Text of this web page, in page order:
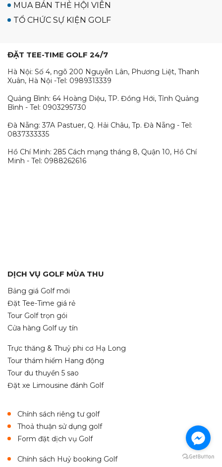
MUA BÁN THẺ HỘI VIÊN
TỔ CHỨC SỰ KIỆN GOLF
ĐẶT TEE-TIME GOLF 24/7
Hà Nội: Số 4, ngõ 200 Nguyễn Lân, Phương Liệt, Thanh
Xuân, Hà Nội -Tel: 0989313339
Quảng Bình: 64 Hoàng Diệu, TP. Đồng Hới, Tỉnh Quảng
Bình - Tel: 0903295730
Đà Nẵng: 37A Pastuer, Q. Hải Châu, Tp. Đà Nẵng - Tel:
0837333335
Hồ Chí Minh: 285 Cách mạng tháng 8, Quận 10, Hồ Chí
Minh - Tel: 0988262616
DỊCH VỤ GOLF MÙA THU
Bảng giá Golf mới
Đặt Tee-Time giá rẻ
Tour Golf trọn gói
Cửa hàng Golf uy tín
Trực thăng & Thuỷ phi cơ Hạ Long
Tour thám hiểm Hang động
Tour du thuyền 5 sao
Đặt xe Limousine đánh Golf
Chính sách riêng tư golf
Thoả thuận sử dụng golf
Form đặt dịch vụ Golf
Chính sách Huỷ booking Golf